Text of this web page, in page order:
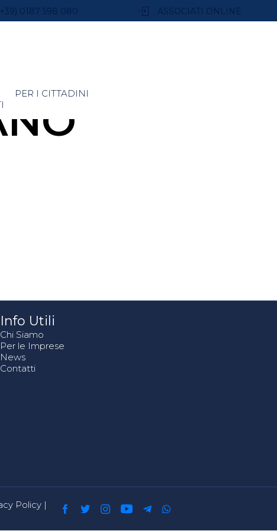
0187 598 080 ASSOCIATI ONLINE
PER I CITTADINI
Info Utili
Chi Siamo
Per le Imprese
News
Contatti
Policy |